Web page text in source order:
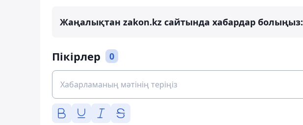
Жаңалықтан zakon.kz сайтында хабардар болыңыз:
Пікірлер 0